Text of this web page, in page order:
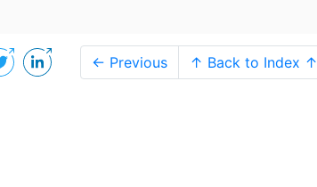
← Previous ↑ Back to Index ↑